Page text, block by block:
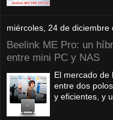
miércoles, 24 de diciembre
Beelink ME Pro: un
entre mini PC y NAS
El mercado de
entre dos
y eficientes, y